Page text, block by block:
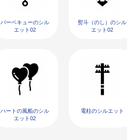
バーベキューのシル
エット02
熨斗（のし）のシル
エット02
ハートの風船のシル
エット02
電柱のシルエット